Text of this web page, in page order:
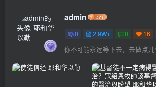
admin
0 2.9W+ 0 16
你不可能永远等下去，去做点